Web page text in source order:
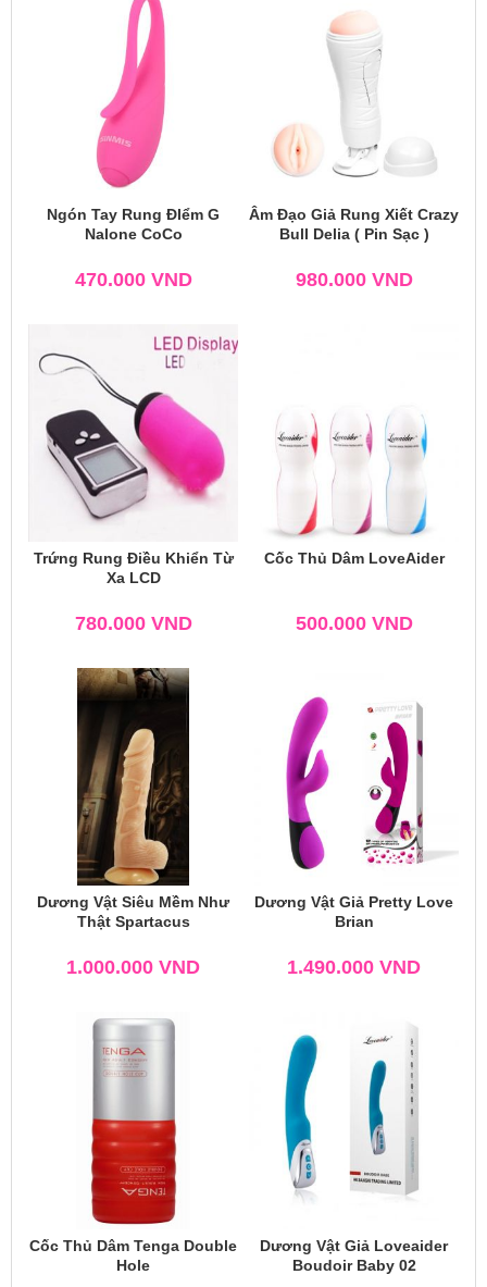
Ngón Tay Rung ĐIểm G
Nalone CoCo
470.000 VND
Âm Đạo Giả Rung Xiết Crazy
Bull Delia ( Pin Sạc )
980.000 VND
Trứng Rung Điều Khiển Từ
Xa LCD
780.000 VND
Cốc Thủ Dâm LoveAider
500.000 VND
Dương Vật Siêu Mềm Như
Thật Spartacus
1.000.000 VND
Dương Vật Giả Pretty Love
Brian
1.490.000 VND
Cốc Thủ Dâm Tenga Double
Hole
Dương Vật Giả Loveaider
Boudoir Baby 02